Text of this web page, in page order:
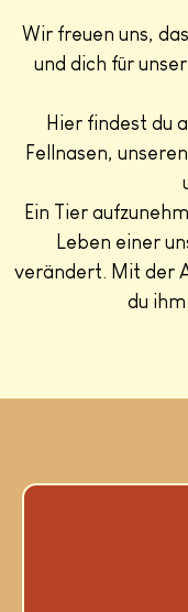
Wir freuen uns,
und dich für
Hier findest du
Fellnasen,
Ein Tier
Leben einer
verändert. Mit der
du